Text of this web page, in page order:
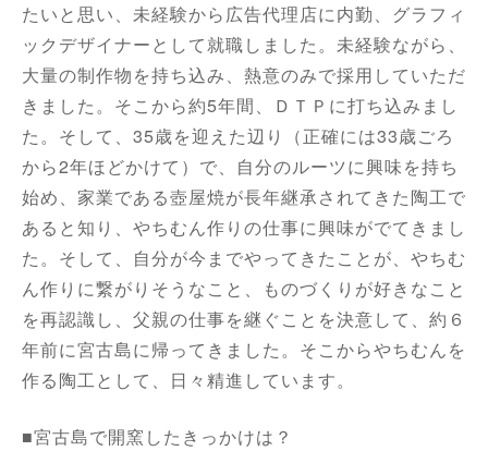
たいと思い、未経験から広告代理店に内勤、グラフィ
ックデザイナーとして就職しました。未経験ながら、
大量の制作物を持ち込み、熱意のみで採用していただ
きました。そこから約5年間、ＤＴＰに打ち込みまし
た。そして、35歳を迎えた辺り（正確には33歳ごろ
から2年ほどかけて）で、自分のルーツに興味を持ち
始め、家業である壺屋焼が長年継承されてきた陶工で
あると知り、やちむん作りの仕事に興味がでてきまし
た。そして、自分が今までやってきたことが、やちむ
ん作りに繋がりそうなこと、ものづくりが好きなこと
を再認識し、父親の仕事を継ぐことを決意して、約６
年前に宮古島に帰ってきました。そこからやちむんを
作る陶工として、日々精進しています。
■宮古島で開窯したきっかけは？